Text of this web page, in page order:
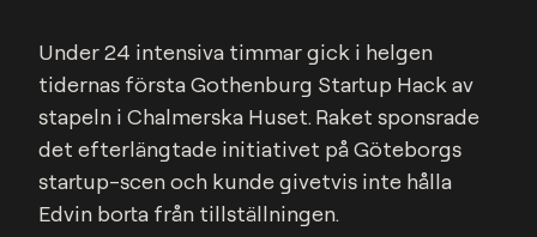
Under 24 intensiva timmar gick i helgen
tidernas första Gothenburg Startup Hack av
stapeln i Chalmerska Huset. Raket sponsrade
det efterlängtade initiativet på Göteborgs
startup-scen och kunde givetvis inte hålla
Edvin borta från tillställningen.